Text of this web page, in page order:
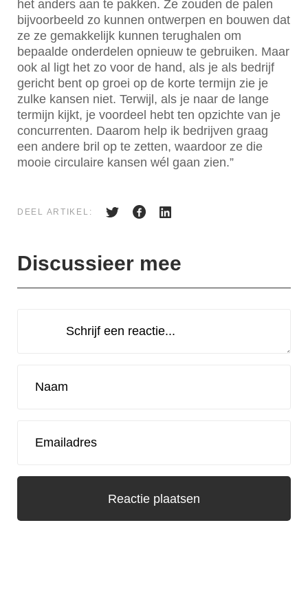
het anders aan te pakken. Ze zouden de palen
bijvoorbeeld zo kunnen ontwerpen en bouwen dat
ze ze gemakkelijk kunnen terughalen om
bepaalde onderdelen opnieuw te gebruiken. Maar
ook al ligt het zo voor de hand, als je als bedrijf
gericht bent op groei op de korte termijn zie je
zulke kansen niet. Terwijl, als je naar de lange
termijn kijkt, je voordeel hebt ten opzichte van je
concurrenten. Daarom help ik bedrijven graag
een andere bril op te zetten, waardoor ze die
mooie circulaire kansen wél gaan zien.”
DEEL ARTIKEL:
Discussieer mee